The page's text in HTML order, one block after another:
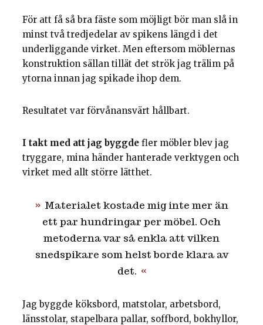
För att få så bra fäste som möjligt bör man slå in
minst två tredjedelar av spikens längd i det
underliggande virket. Men eftersom möblernas
konstruktion sällan tillät det strök jag trälim på
ytorna innan jag spikade ihop dem.
Resultatet var förvånansvärt hållbart.
I takt med att jag byggde fler möbler blev jag
tryggare, mina händer hanterade verktygen och
virket med allt större lätthet.
Materialet kostade mig inte mer än
ett par hundringar per möbel. Och
metoderna var så enkla att vilken
snedspikare som helst borde klara av
det.
Jag byggde köksbord, matstolar, arbetsbord,
länsstolar, stapelbara pallar, soffbord, bokhyllor,